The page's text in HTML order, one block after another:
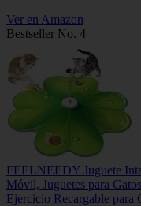
Ver en Amazon
Bestseller No. 4
FEELNEEDY Juguete
Móvil, Juguetes para
Ejercicio Recargable para